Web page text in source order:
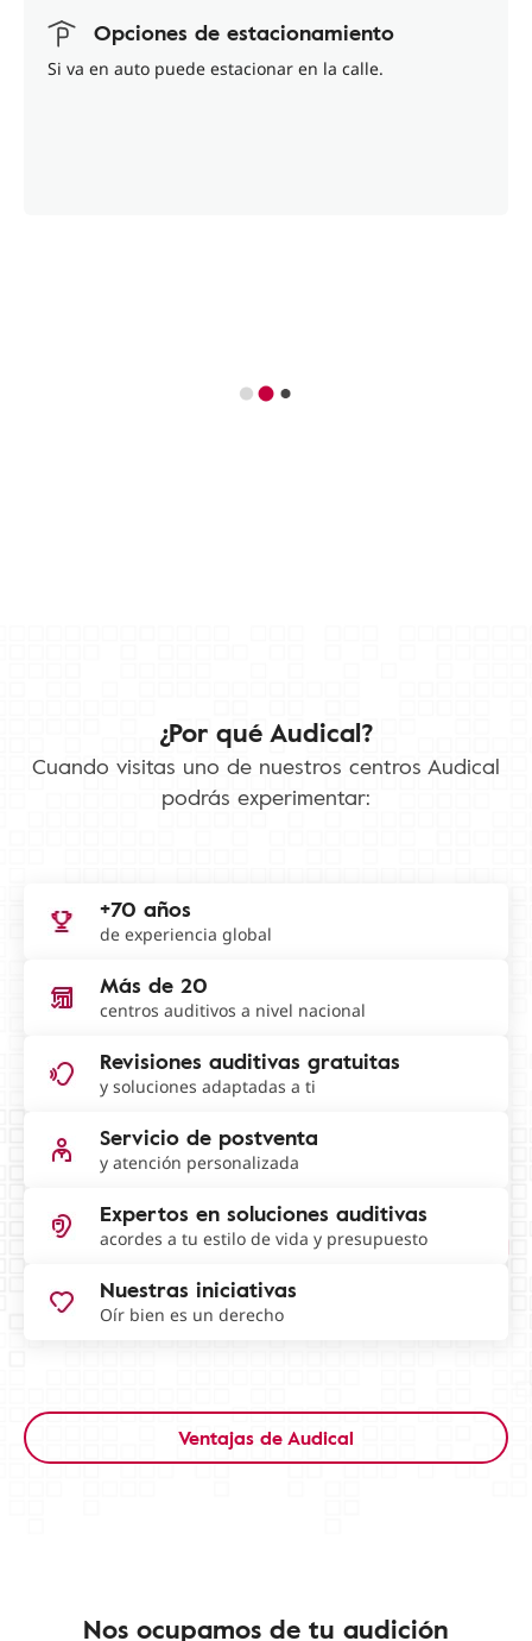
Opciones de estacionamiento
Si va en auto puede estacionar en la calle.
¿Por qué Audical?
Cuando visitas uno de nuestros centros Audical
podrás experimentar:
+70 años
de experiencia global
Más de 20
centros auditivos a nivel nacional
Revisiones auditivas gratuitas
y soluciones adaptadas a ti
Servicio de postventa
y atención personalizada
Expertos en soluciones auditivas
acordes a tu estilo de vida y presupuesto
Nuestras iniciativas
Oír bien es un derecho
Ventajas de Audical
Nos ocupamos de tu audición